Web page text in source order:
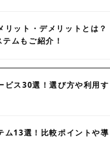
リット・デメリットとは？
ムもご紹介！
ビス30選！選び方や利用す
ム13選！比較ポイントや導